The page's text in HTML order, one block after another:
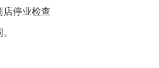
停业检查